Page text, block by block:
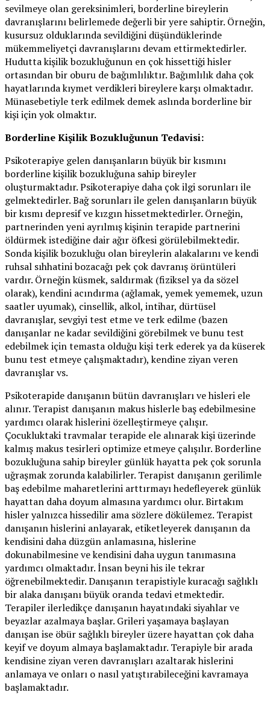
sevilmeye olan gereksinimleri, borderline bireylerin
davranışlarını belirlemede değerli bir yere sahiptir. Örneğin,
kusursuz olduklarında sevildiğini düşündüklerinde
mükemmeliyetçi davranışlarını devam ettirmektedirler.
Hudutta kişilik bozukluğunun en çok hissettiği hisler
ortasından bir oburu de bağımlılıktır. Bağımlılık daha çok
hayatlarında kıymet verdikleri bireylere karşı olmaktadır.
Münasebetiyle terk edilmek demek aslında borderline bir
kişi için yok olmaktır.
Borderline Kişilik Bozukluğunun Tedavisi:
Psikoterapiye gelen danışanların büyük bir kısmını
borderline kişilik bozukluğuna sahip bireyler
oluşturmaktadır. Psikoterapiye daha çok ilgi sorunları ile
gelmektedirler. Bağ sorunları ile gelen danışanların büyük
bir kısmı depresif ve kızgın hissetmektedirler. Örneğin,
partnerinden yeni ayrılmış kişinin terapide partnerini
öldürmek istediğine dair ağır öfkesi görülebilmektedir.
Sonda kişilik bozukluğu olan bireylerin alakalarını ve kendi
ruhsal sıhhatini bozacağı pek çok davranış örüntüleri
vardır. Örneğin küsmek, saldırmak (fiziksel ya da sözel
olarak), kendini acındırma (ağlamak, yemek yememek, uzun
saatler uyumak), cinsellik, alkol, intihar, dürtüsel
davranışlar, sevgiyi test etme ve terk edilme (bazen
danışanlar ne kadar sevildiğini görebilmek ve bunu test
edebilmek için temasta olduğu kişi terk ederek ya da küserek
bunu test etmeye çalışmaktadır), kendine ziyan veren
davranışlar vs.
Psikoterapide danışanın bütün davranışları ve hisleri ele
alınır. Terapist danışanın makus hislerle baş edebilmesine
yardımcı olarak hislerini özelleştirmeye çalışır.
Çocukluktaki travmalar terapide ele alınarak kişi üzerinde
kalmış makus tesirleri optimize etmeye çalışılır. Borderline
bozukluğuna sahip bireyler günlük hayatta pek çok sorunla
uğraşmak zorunda kalabilirler. Terapist danışanın gerilimle
baş edebilme maharetlerini arttırmayı hedefleyerek günlük
hayattan daha doyum almasına yardımcı olur. Birtakım
hisler yalnızca hissedilir ama sözlere dökülemez. Terapist
danışanın hislerini anlayarak, etiketleyerek danışanın da
kendisini daha düzgün anlamasına, hislerine
dokunabilmesine ve kendisini daha uygun tanımasına
yardımcı olmaktadır. İnsan beyni his ile tekrar
öğrenebilmektedir. Danışanın terapistiyle kuracağı sağlıklı
bir alaka danışanı büyük oranda tedavi etmektedir.
Terapiler ilerledikçe danışanın hayatındaki siyahlar ve
beyazlar azalmaya başlar. Grileri yaşamaya başlayan
danışan ise öbür sağlıklı bireyler üzere hayattan çok daha
keyif ve doyum almaya başlamaktadır. Terapiyle bir arada
kendisine ziyan veren davranışları azaltarak hislerini
anlamaya ve onları o nasıl yatıştırabileceğini kavramaya
başlamaktadır.